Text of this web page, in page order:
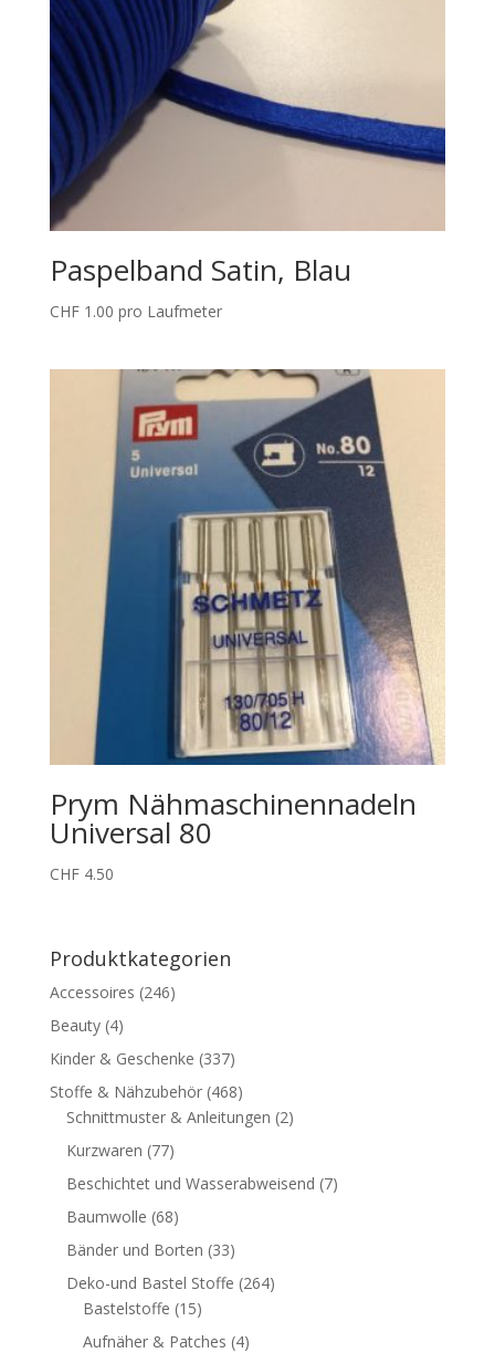
Paspelband Satin, Blau
CHF1.00 pro Laufmeter
Prym Nähmaschinennadeln
Universal 80
CHF4.50
Produktkategorien
Accessoires (246)
Beauty (4)
Kinder & Geschenke (337)
Stoffe & Nähzubehör (468)
Schnittmuster & Anleitungen (2)
Kurzwaren (77)
Beschichtet und Wasserabweisend (7)
Baumwolle (68)
Bänder und Borten (33)
Deko-und Bastel Stoffe (264)
Bastelstoffe (15)
Aufnäher & Patches (4)